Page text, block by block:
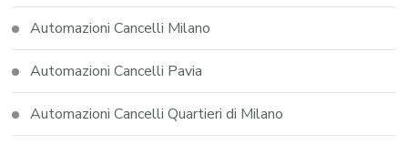
Automazioni Cancelli Milano
Automazioni Cancelli Pavia
Automazioni Cancelli Quartieri di Milano